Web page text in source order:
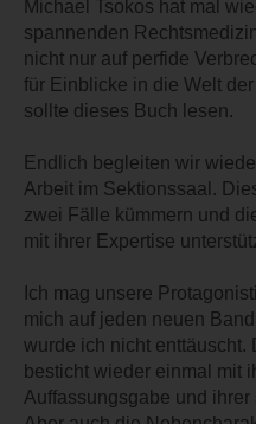
Michael Tsokos hat mal
spannenden
nicht nur auf perfide
für Einblicke in die Welt
sollte dieses Buch lesen.
Endlich begleiten wir
Arbeit im Sektionssaal.
zwei Fälle kümmern und
mit ihrer Expertise
Ich mag unsere
mich auf jeden neuen
wurde ich nicht enttäuscht.
besticht wieder einmal mit
Auffassungsgabe und ihrer